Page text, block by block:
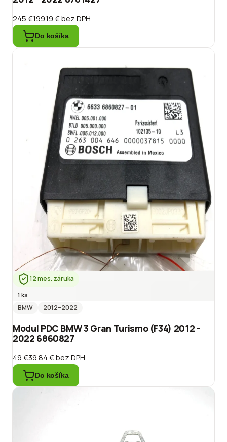
245 €199.19 €bez DPH
Do košíka
12 mes. záruka
1 ks
BMW
2012–2022
Modul PDC BMW 3 Gran Turismo (F34) 2012 -
2022 6860827
49 €39.84 €bez DPH
Do košíka